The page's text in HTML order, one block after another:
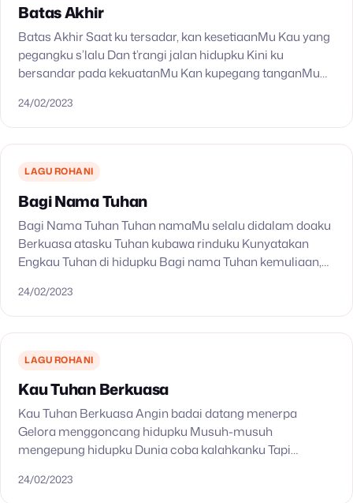
Batas Akhir
Batas Akhir Saat ku tersadar, kan kesetiaanMu Kau yang
pegangku s’lalu Dan t’rangi jalan hidupku Kini ku
bersandar pada kekuatanMu Kan kupegang tanganMu
Dan sampai…
24/02/2023
LAGU ROHANI
Bagi Nama Tuhan
Bagi Nama Tuhan Tuhan namaMu selalu didalam doaku
Berkuasa atasku Tuhan kubawa rinduku Kunyatakan
Engkau Tuhan di hidupku Bagi nama Tuhan kemuliaan,
Engkau tetap Tuhan kutinggikan…
24/02/2023
LAGU ROHANI
Kau Tuhan Berkuasa
Kau Tuhan Berkuasa Angin badai datang menerpa
Gelora menggoncang hidupku Musuh-musuh
mengepung hidupku Dunia coba kalahkanku Tapi
Tuhan berkuasa Kau Tuhan perkasa Tiada yang…
24/02/2023